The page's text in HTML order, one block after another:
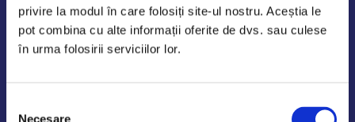
privire la modul în care folosiți site-ul nostru. Aceștia le
pot combina cu alte informații oferite de dvs. sau culese
în urma folosirii serviciilor lor.
Necesare
Luni - Vineri: 09:00-18:00
Sambata - Duminica: 10:00-14:00